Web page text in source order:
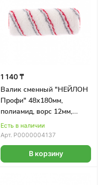
1 140 ₸
Валик сменный "НЕЙЛОН
Профи" 48х180мм,
полиамид, ворс 12мм,
бюгель 8мм MATRIX
Есть в наличии
Арт. Р0000004137
В корзину